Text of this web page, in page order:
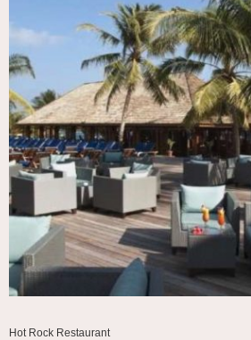
Hot Rock Restaurant